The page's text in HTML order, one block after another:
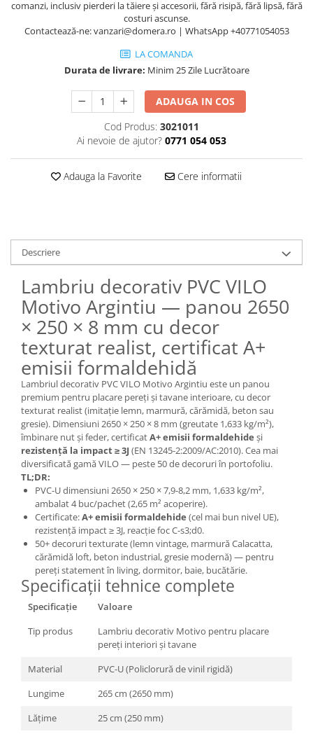
Lambriuri PVC
Panouri Decorative
Panouri Decorative SPC
Panouri Decorative Premium
comanzi, inclusiv pierderi la tăiere și accesorii, fără risipă, fără lipsă, fără
costuri ascunse.
Contactează-ne: vanzari@domera.ro | WhatsApp +40771054053
LA COMANDA
Durata de livrare: Minim 25 Zile Lucrătoare
ADAUGA IN COS
Cod Produs: 3021011
Ai nevoie de ajutor? 0771 054 053
Adauga la Favorite Cere informatii
Descriere
Lambriu decorativ PVC VILO
Motivo Argintiu — panou 2650
× 250 × 8 mm cu decor
texturat realist, certificat A+
emisii formaldehidă
Lambriul decorativ PVC VILO Motivo Argintiu este un panou
premium pentru placare pereți și tavane interioare, cu decor
texturat realist (imitație lemn, marmură, cărămidă, beton sau
gresie). Dimensiuni 2650 × 250 × 8 mm (greutate 1,633 kg/m²),
îmbinare nut și feder, certificatA+ emisii formaldehide și
rezistență la impact ≥ 3J (EN 13245-2:2009/AC:2010). Cea mai
diversificată gamă VILO — peste 50 de decoruri în portofoliu.
TL;DR:
PVC-U dimensiuni 2650 × 250 × 7,9-8,2 mm, 1,633 kg/m²,
ambalat 4 buc/pachet (2,65 m² acoperire).
Certificate:A+ emisii formaldehide (cel mai bun nivel UE),
rezistență impact ≥ 3J, reacție foc C-s3;d0.
50+ decoruri texturate (lemn vintage, marmură Calacatta,
cărămidă loft, beton industrial, gresie modernă) — pentru
pereți statement în living, dormitor, baie, bucătărie.
Specificații tehnice complete
Specificație
Valoare
Tip produs
Lambriu decorativ Motivo pentru placare
pereți interiori și tavane
Material
PVC-U (Policlorură de vinil rigidă)
Lungime
265 cm (2650 mm)
Lățime
25 cm (250 mm)